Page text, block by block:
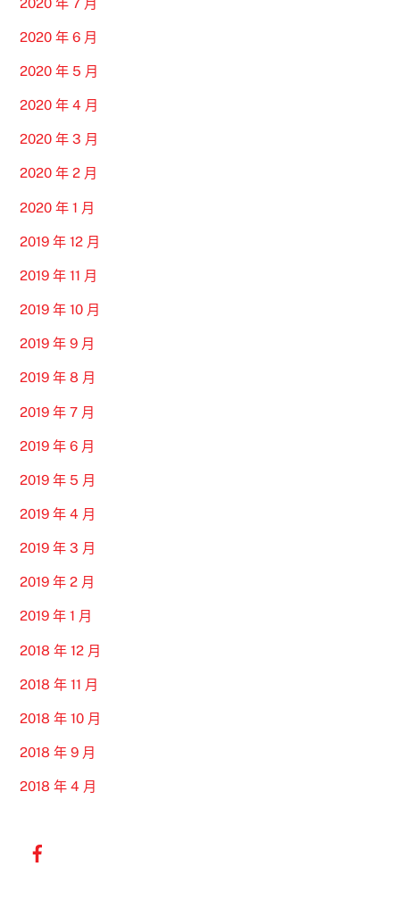
2020 年 6 月
2020 年 5 月
2020 年 4 月
2020 年 3 月
2020 年 2 月
2020 年 1 月
2019 年 12 月
2019 年 11 月
2019 年 10 月
2019 年 9 月
2019 年 8 月
2019 年 7 月
2019 年 6 月
2019 年 5 月
2019 年 4 月
2019 年 3 月
2019 年 2 月
2019 年 1 月
2018 年 12 月
2018 年 11 月
2018 年 10 月
2018 年 9 月
2018 年 4 月